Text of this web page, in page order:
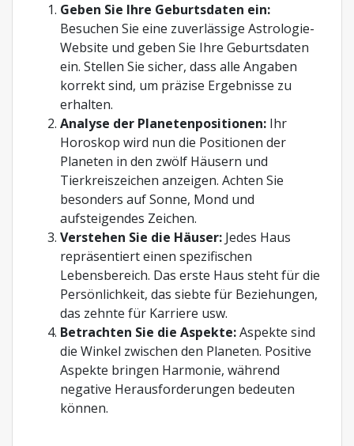
Geben Sie Ihre Geburtsdaten ein:
Besuchen Sie eine zuverlässige Astrologie-
Website und geben Sie Ihre Geburtsdaten
ein. Stellen Sie sicher, dass alle Angaben
korrekt sind, um präzise Ergebnisse zu
erhalten.
Analyse der Planetenpositionen: Ihr
Horoskop wird nun die Positionen der
Planeten in den zwölf Häusern und
Tierkreiszeichen anzeigen. Achten Sie
besonders auf Sonne, Mond und
aufsteigendes Zeichen.
Verstehen Sie die Häuser: Jedes Haus
repräsentiert einen spezifischen
Lebensbereich. Das erste Haus steht für die
Persönlichkeit, das siebte für Beziehungen,
das zehnte für Karriere usw.
Betrachten Sie die Aspekte:Aspekte sind
die Winkel zwischen den Planeten. Positive
Aspekte bringen Harmonie, während
negative Herausforderungen bedeuten
können.